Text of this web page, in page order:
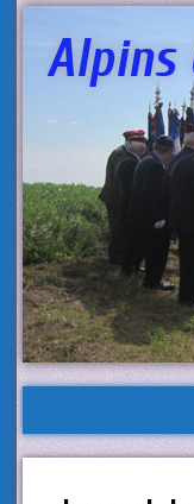
Alpins